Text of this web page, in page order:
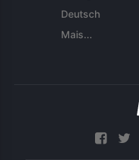
Deutsch
Mais...